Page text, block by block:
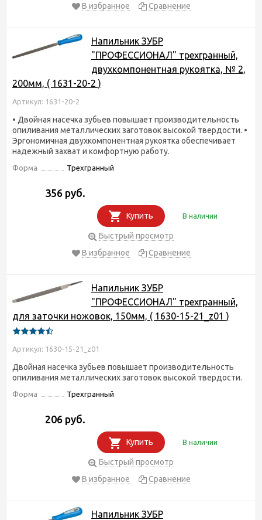
В избранное
Сравнение
Напильник ЗУБР
"ПРОФЕССИОНАЛ" трехгранный,
двухкомпонентная рукоятка, № 2,
200мм, ( 1631-20-2 )
Артикул: 1631-20-2
• Двойная насечка зубьев повышает производительность
опиливания металлических заготовок высокой твердости. •
Эргономичная двухкомпонентная рукоятка обеспечивает
надежный захват и комфортную работу.
Форма Трехгранный
356 руб.
Купить В наличии
Быстрый просмотр
В избранное
Сравнение
Напильник ЗУБР
"ПРОФЕССИОНАЛ" трехгранный,
для заточки ножовок, 150мм, ( 1630-15-21_z01 )
Артикул: 1630-15-21_z01
Двойная насечка зубьев повышает производительность
опиливания металлических заготовок высокой твердости.
Форма Трехгранный
206 руб.
Купить В наличии
Быстрый просмотр
В избранное
Сравнение
Напильник ЗУБР